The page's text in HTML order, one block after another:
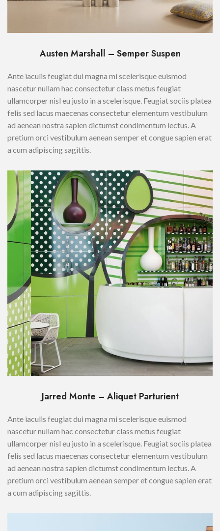
Austen Marshall – Semper Suspen
Ante iaculis feugiat dui magna mi scelerisque euismod
nascetur nullam hac consectetur class metus feugiat
ullamcorper nisl eu justo in a scelerisque. Feugiat sociis platea
felis sed lacus maecenas consectetur elementum vestibulum
ad aenean nostra sapien dictumst condimentum lectus. A
pretium orci vestibulum aenean semper et congue sapien erat
a cum adipiscing sagittis.
Jarred Monte – Aliquet Parturient
Ante iaculis feugiat dui magna mi scelerisque euismod
nascetur nullam hac consectetur class metus feugiat
ullamcorper nisl eu justo in a scelerisque. Feugiat sociis platea
felis sed lacus maecenas consectetur elementum vestibulum
ad aenean nostra sapien dictumst condimentum lectus. A
pretium orci vestibulum aenean semper et congue sapien erat
a cum adipiscing sagittis.